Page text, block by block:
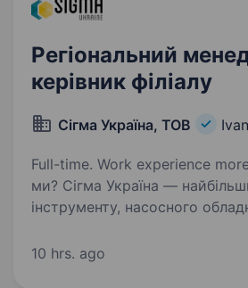
Регіональний
керівник філіалу
Сігма Україна, ТОВ
Full-time. Work experience more
ми? Сігма Україна —
інструменту, насосного
Ми працюємо у різних каналах
10 hrs. ago